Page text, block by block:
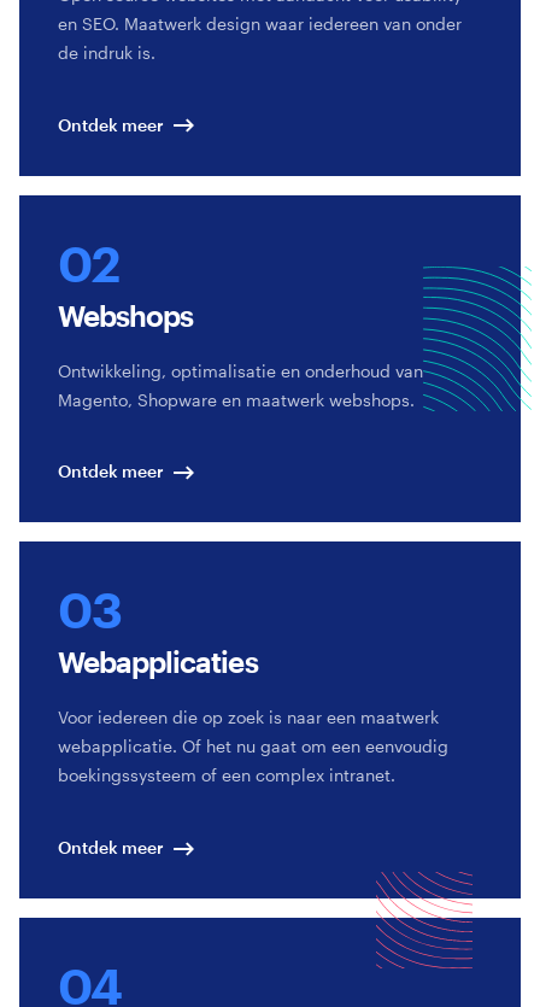
en SEO. Maatwerk design waar iedereen van onder
de indruk is.
Ontdek meer
Webshops
Ontwikkeling, optimalisatie en onderhoud van
Magento, Shopware en maatwerk webshops.
Ontdek meer
Webapplicaties
Voor iedereen die op zoek is naar een maatwerk
webapplicatie. Of het nu gaat om een eenvoudig
boekingssysteem of een complex intranet.
Ontdek meer